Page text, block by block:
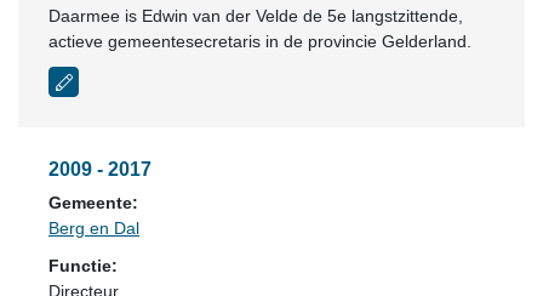
Daarmee is Edwin van der Velde de 5e langstzittende,
actieve gemeentesecretaris in de provincie Gelderland.
2009 - 2017
Gemeente:
Berg en Dal
Functie:
Directeur